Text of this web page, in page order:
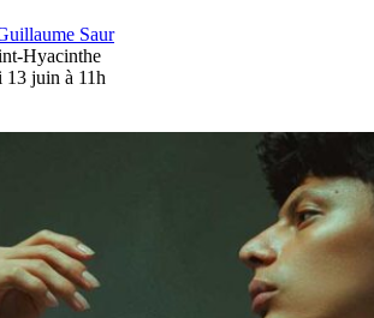
Saur
Hyacinthe
13 juin à 11h